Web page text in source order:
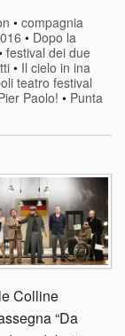
•compagnia
• Dopo la
festival dei due
• Il cielo in ina
teatro festival
Paolo! • Punta
Colline
“Da